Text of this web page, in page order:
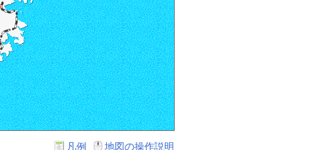
凡例 地図の操作説明